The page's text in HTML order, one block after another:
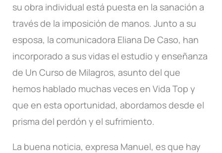
su obra individual está puesta en la sanación a
través de la imposición de manos. Junto a su
esposa, la comunicadora Eliana De Caso, han
incorporado a sus vidas el estudio y enseñanza
de Un Curso de Milagros, asunto del que
hemos hablado muchas veces en Vida Top y
que en esta oportunidad, abordamos desde el
prisma del perdón y el sufrimiento.
La buena noticia, expresa Manuel, es que hay